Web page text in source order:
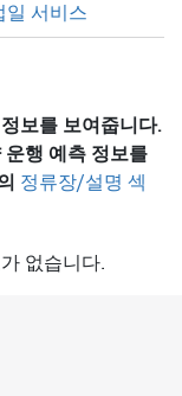
일 서비스
보를 보여줍니다.
행 예측 정보를
정류장/설명 섹
없습니다.